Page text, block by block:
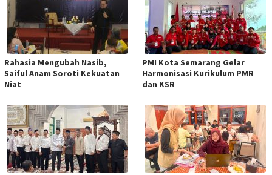
Rahasia Mengubah Nasib,
Saiful Anam Soroti Kekuatan
Niat
PMI Kota Semarang Gelar
Harmonisasi Kurikulum PMR
dan KSR